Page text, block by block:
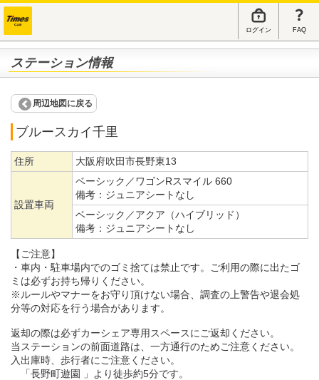
ログイン FAQ
ステーション情報
周辺地図に戻る
ブルースカイ千里
住所 大阪府吹田市長野東13
設置車両
ベーシック／ワゴンRスマイル 660
備考： ジュニアシートなし
ベーシック／アクア（ハイブリッド）
備考： ジュニアシートなし
【ご注意】
・車内・駐車場内でのゴミ捨ては禁止です。ご利用の際に出たゴ
ミは必ずお持ち帰りください。
※ルールやマナーをお守り頂けない場合、調査の上警告や退会処
分等の対応を行う場合があります。
返却の際は必ずカーシェア専用スペースにご返却ください。
当ステーションの前面道路は、一方通行のためご注意ください。
入出庫時、歩行者にご注意ください。
「長野町遊園 」より徒歩約5分です。